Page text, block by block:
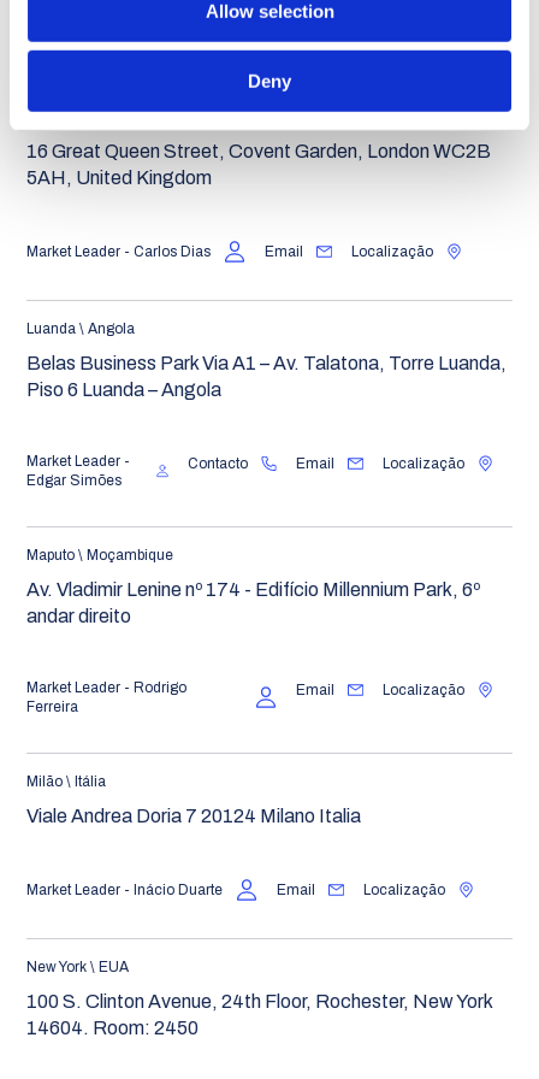
Allow selection
Deny
Contacto Email Localização
Londres \ Reino Unido
16 Great Queen Street, Covent Garden, London WC2B
5AH, United Kingdom
Market Leader - Carlos Dias Email Localização
Luanda \ Angola
Belas Business Park Via A1 – Av. Talatona, Torre Luanda,
Piso 6 Luanda – Angola
Market Leader -
Edgar Simões
Contacto Email Localização
Maputo \ Moçambique
Av. Vladimir Lenine nº 174 - Edifício Millennium Park, 6º
andar direito
Market Leader - Rodrigo
Ferreira
Email Localização
Milão \ Itália
Viale Andrea Doria 7 20124 Milano Italia
Market Leader - Inácio Duarte Email Localização
New York \ EUA
100 S. Clinton Avenue, 24th Floor, Rochester, New York
14604. Room: 2450